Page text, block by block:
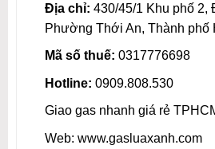
Địa chỉ: 430/45/1 Khu phố
Phường Thới An, Thành phố
Mã số thuế: 0317776698
Hotline: 0909.808.530
Giao gas nhanh giá rẻ
Web: www.gasluaxanh.com